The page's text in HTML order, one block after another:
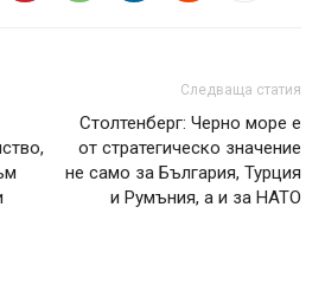
Следваща статия
Столтенберг: Черно море е
от стратегическо значение
не само за България, Турция
и Румъния, а и за НАТО